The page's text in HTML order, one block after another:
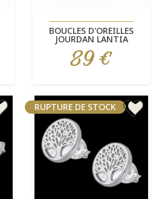
BOUCLES D'OREILLES
JOURDAN LANTIA
Prix
89 €
RUPTURE DE STOCK